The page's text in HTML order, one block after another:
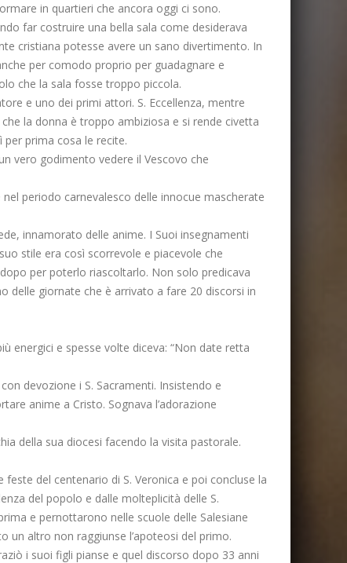
in quartieri che ancora oggi ci sono.
far costruire una bella sala come desiderava
cristiana potesse avere un sano divertimento. In
per comodo proprio per guadagnare e
che la sala fosse troppo piccola.
e uno dei primi attori. S. Eccellenza, mentre
la donna è troppo ambiziosa e si rende civetta
prima cosa le recite.
vero godimento vedere il Vescovo che
periodo carnevalesco delle innocue mascherate
innamorato delle anime. I Suoi insegnamenti
stile era così scorrevole e piacevole che
per poterlo riascoltarlo. Non solo predicava
delle giornate che è arrivato a fare 20 discorsi in
energici e spesse volte diceva: “Non date retta
devozione i S. Sacramenti. Insistendo e
anime a Cristo. Sognava l’adorazione
della sua diocesi facendo la visita pastorale.
del centenario di S. Veronica e poi concluse la
del popolo e dalle molteplicità delle S.
e pernottarono nelle scuole delle Salesiane
altro non raggiunse l’apoteosi del primo.
i suoi figli pianse e quel discorso dopo 33 anni